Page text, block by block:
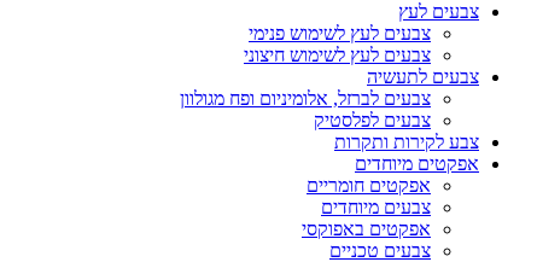
צבעים לעץ
צבעים לעץ לשימוש פנימי
צבעים לעץ לשימוש חיצוני
צבעים לתעשיה
צבעים לברזל, אלומיניום ופח מגולוון
צבעים לפלסטיק
צבע לקירות ותקרות
אפקטים מיוחדים
אפקטים חומריים
צבעים מיוחדים
אפקטים באפוקסי
צבעים טכניים